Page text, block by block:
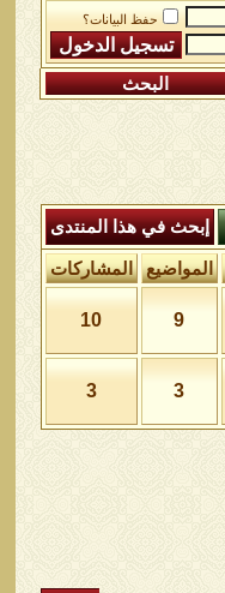
حفظ البيانات؟
البحث
إبحث في هذا المنتدى
المواضيع المشاركات
9
10
3
3